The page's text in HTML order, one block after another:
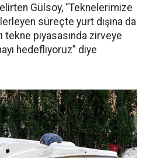
Gülsoy, “Teknelerimize
süreçte yurt dışına da
tekne piyasasında zirveye
hedefliyoruz” diye